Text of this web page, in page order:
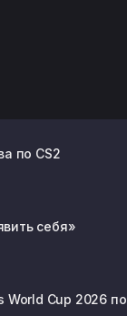
по CS2
себя»
Cup 2026 по